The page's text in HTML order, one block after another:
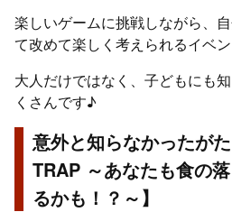
楽しいゲームに挑戦しながら、
て改めて楽しく考えられるイベン
大人だけではなく、子どもにも
くさんです♪
意外と知らなかったが
TRAP ～あなたも食の
るかも！？～】